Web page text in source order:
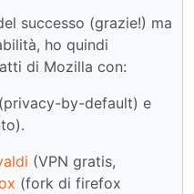
successo (grazie!) ma
ho quindi
di Mozilla con:
(privacy-by-default) e
(VPN gratis,
(fork di firefox